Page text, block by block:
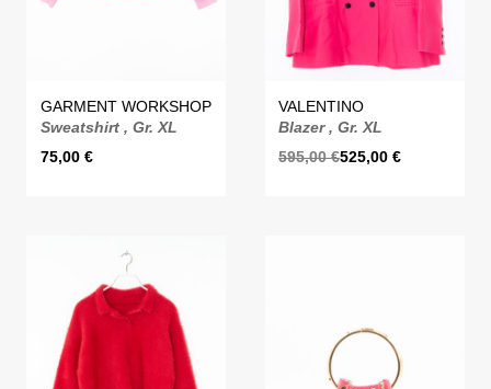
GARMENT WORKSHOP
Sweatshirt , Gr. XL
75,00 €
VALENTINO
Blazer , Gr. XL
595,00€525,00€